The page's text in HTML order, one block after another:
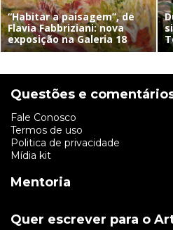
“Habitar a paisagem”, de
Flavia Fabbriziani: nova
exposição na Galeria 18
Questões e
Fale Conosco
Termos de uso
Politica de privacidade
Mídia kit
Mentoria
Quer escrever para o